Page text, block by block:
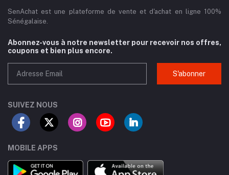
SenAchat est une plateforme de vente et d'achat en ligne 100%
Sénégalaise.
Abonnez-vous à notre newsletter pour recevoir nos offres,
coupons et bien plus encore.
S'abonner
SUIVEZ NOUS
MOBILE APPS